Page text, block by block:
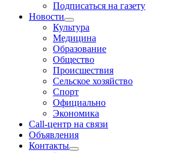
Подписаться на газету
Новости
Культура
Медицина
Образование
Общество
Происшествия
Сельское хозяйство
Спорт
Официально
Экономика
Call-центр на связи
Объявления
Контакты